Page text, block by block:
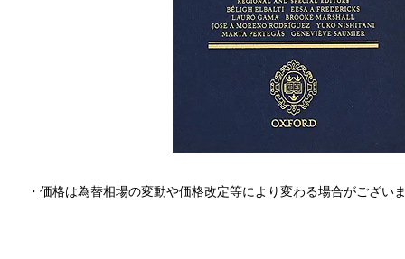
・価格は為替相場の変動や価格改定等により変わる場合がござい